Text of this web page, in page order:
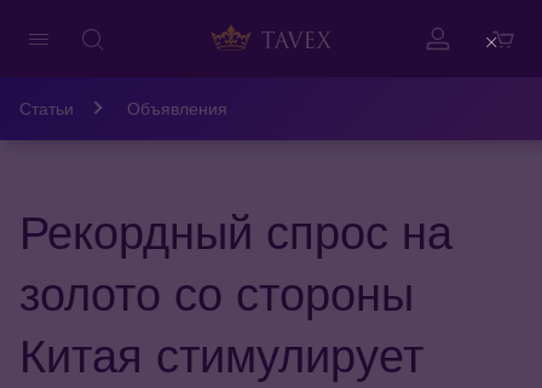
Статьи Объявления
Рекордный спрос на
золото со стороны
Китая стимулирует
Close